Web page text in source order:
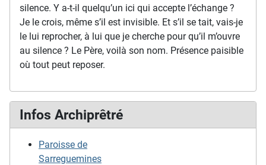
silence. Y a-t-il quelqu’un ici qui accepte l’échange ?
Je le crois, même s’il est invisible. Et s’il se tait, vais-je
le lui reprocher, à lui que je cherche pour qu’il m’ouvre
au silence ? Le Père, voilà son nom. Présence paisible
où tout peut reposer.
Infos Archiprêtré
Paroisse de
Sarreguemines